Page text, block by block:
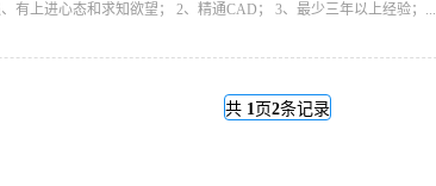
有上进心态和求知欲望； 2、精通CAD； 3、最少三年以上经验；...
共 1页2条记录